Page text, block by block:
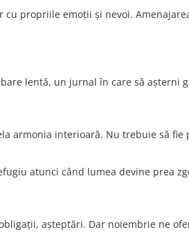
propriile emoții și nevoi.
lentă, un jurnal în care să așterni
armonia interioară. Nu trebuie să fie
atunci când lumea devine prea
așteptări. Dar noiembrie ne